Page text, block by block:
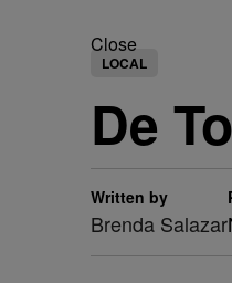
Close
LOCAL
De
Written by
Brenda Salazar